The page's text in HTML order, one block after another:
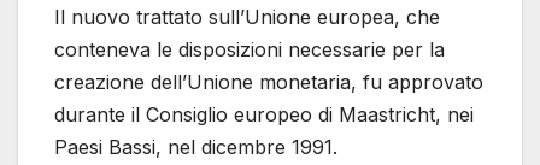
Il nuovo trattato sull’Unione europea, che
conteneva le disposizioni necessarie per la
creazione dell’Unione monetaria, fu approvato
durante il Consiglio europeo di Maastricht, nei
Paesi Bassi, nel dicembre 1991.